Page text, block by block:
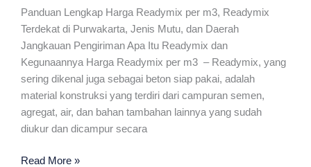
Panduan Lengkap Harga Readymix per m3, Readymix
Terdekat di Purwakarta, Jenis Mutu, dan Daerah
Jangkauan Pengiriman Apa Itu Readymix dan
Kegunaannya Harga Readymix per m3 – Readymix, yang
sering dikenal juga sebagai beton siap pakai, adalah
material konstruksi yang terdiri dari campuran semen,
agregat, air, dan bahan tambahan lainnya yang sudah
diukur dan dicampur secara
Readymix
Read More »